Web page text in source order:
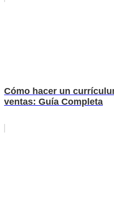
Cómo hacer un
ventas: Guía Completa